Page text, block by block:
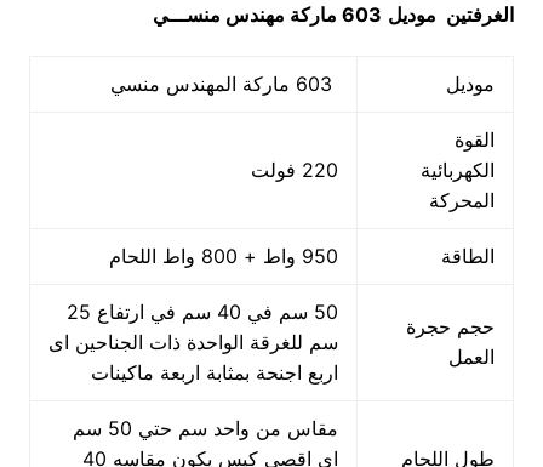
الغرفتين موديل 603 ماركة مهندس منســـي
موديل
القوة
الكهربائية
المحركة
220 فولت
الطاقة 950 واط + 800 واط اللحام
حجم حجرة
العمل
50 سم في 40 سم في ارتفاع 25
سم للغرقة الواحدة ذات الجناحين اى
اربع اجنحة بمثابة اربعة ماكينات
طول اللحام
مقاس من واحد سم حتي 50 سم
اي اقصي كيس يكون مقاسه 40